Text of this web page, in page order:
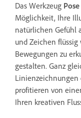
Das Werkzeug Pose
Möglichkeit, Ihre
natürlichen Gefühl
und Zeichen
Bewegungen zu
gestalten. Ganz
Linienzeichnungen
profitieren von
Ihren kreativen